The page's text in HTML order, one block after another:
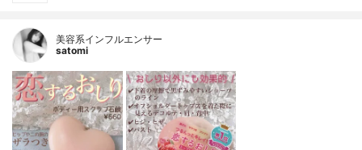
美容系インフルエンサー
satomi